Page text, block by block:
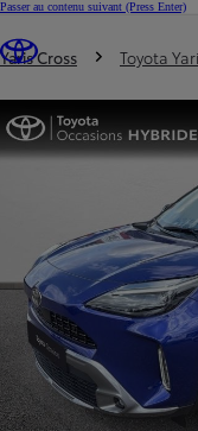
Passer au contenu suivant (Press Enter)
Trouvez un partenaire
Vous êtes ici
Yaris Cross Toyota